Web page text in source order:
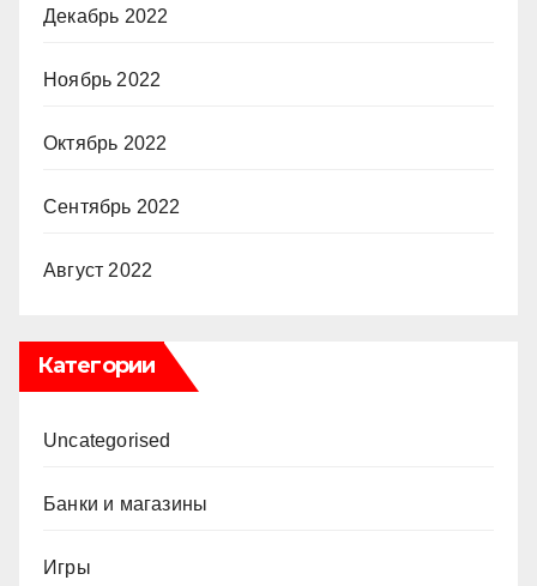
Декабрь 2022
Ноябрь 2022
Октябрь 2022
Сентябрь 2022
Август 2022
Категории
Uncategorised
Банки и магазины
Игры